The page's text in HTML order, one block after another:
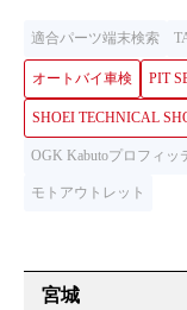
適合パーツ端末検索
オートバイ車検 PIT
SHOEI TECHNICAL
OGK Kabutoプロフィッ
モトアウトレット
宮城